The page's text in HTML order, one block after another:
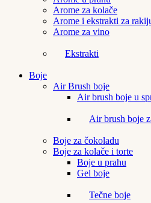
Arome za kolače
Arome i ekstrakti za
Arome za vino
Ekstrakti
Boje
Air Brush boje
Air brush boje u
Air brush boje
Boje za čokoladu
Boje za kolače i torte
Boje u prahu
Gel boje
Tečne boje